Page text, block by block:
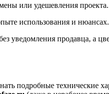
или удешевления проекта.
использования и нюансах.
уведомления продавца, а
подробные технические